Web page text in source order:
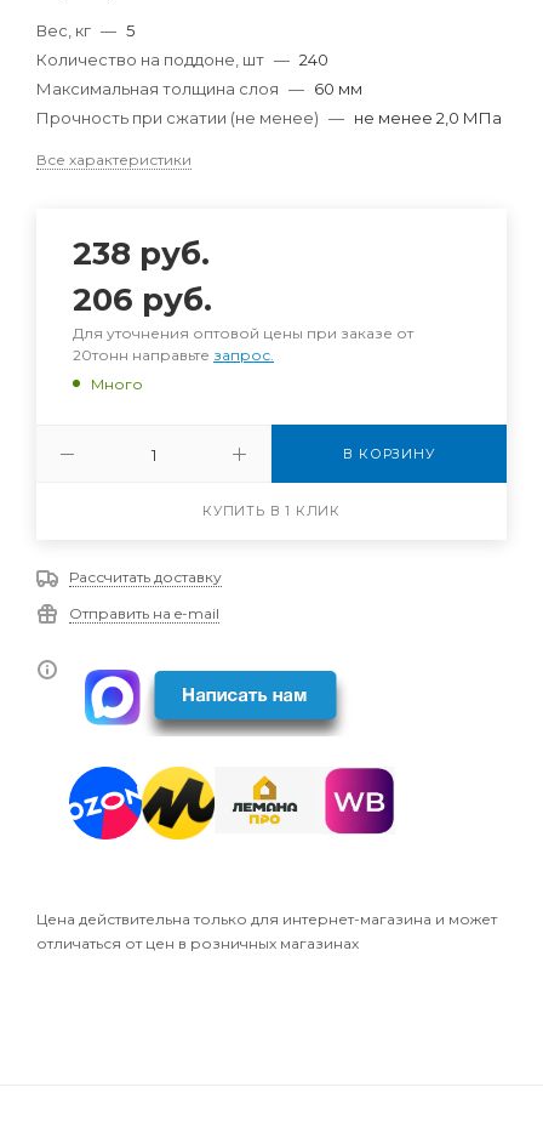
Вес, кг — 5
Количество на поддоне, шт — 240
Максимальная толщина слоя — 60 мм
Прочность при сжатии (не менее) — не менее 2,0 МПа
Все характеристики
238 руб.
206 руб.
Для уточнения оптовой цены при заказе от
20тонн направьте запрос.
Много
В КОРЗИНУ
КУПИТЬ В 1 КЛИК
Рассчитать доставку
Отправить на e-mail
Цена действительна только для интернет-магазина и может
отличаться от цен в розничных магазинах